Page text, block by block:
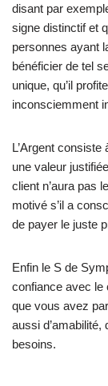
disant par
signe distinctif et
personnes ayant
bénéficier de tel
unique, qu’il
inconsciemment
L’Argent consiste
une valeur
client n’aura pas
motivé s’il a
de payer le juste
Enfin le S de
confiance avec le
que vous avez
aussi d’amabilité,
besoins.